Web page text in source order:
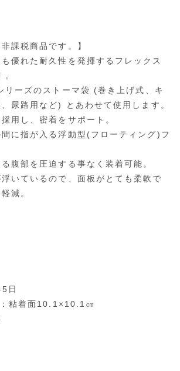
課税商品です。】
優れた耐久性を発揮するフレックス
リーズのストーマ袋 (巻き上げ式、キ
尿路用など) とあわせて使用します。
用し、密着をサポート。
に指が入る浮動型(フローティング)フ
腹部を圧迫する事なく装着可能。
いているので、面板がとても柔軟で
減。
日
粘着面10.1×10.1㎝